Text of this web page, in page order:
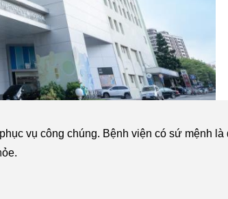
vụ công chúng. Bệnh viện có sứ mệnh